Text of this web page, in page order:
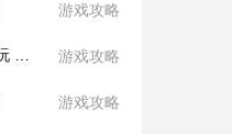
游戏攻略
游戏攻略
游戏攻略